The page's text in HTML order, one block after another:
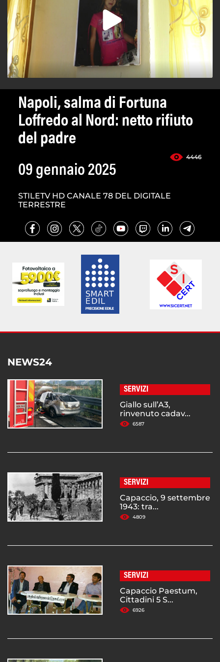
Napoli, salma di Fortuna
Loffredo al Nord: netto rifiuto
del padre
4446
09 gennaio 2025
STILETV HD CANALE 78 DEL DIGITALE
TERRESTRE
NEWS24
SERVIZI
Giallo sull’A3,
rinvenuto cadav...
6587
SERVIZI
Capaccio, 9 settembre
1943: tra...
4809
SERVIZI
Capaccio Paestum,
Cittadini 5 S...
6926